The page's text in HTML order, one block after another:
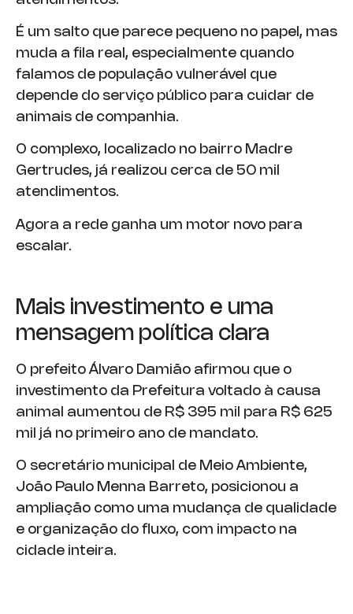
É um salto que parece pequeno no papel, mas
muda a fila real, especialmente quando
falamos de população vulnerável que
depende do serviço público para cuidar de
animais de companhia.
O complexo, localizado no bairro Madre
Gertrudes, já realizou cerca de 50 mil
atendimentos.
Agora a rede ganha um motor novo para
escalar.
Mais investimento e uma
mensagem política clara
O prefeito Álvaro Damião afirmou que o
investimento da Prefeitura voltado à causa
animal aumentou de R$ 395 mil para R$ 625
mil já no primeiro ano de mandato.
O secretário municipal de Meio Ambiente,
João Paulo Menna Barreto, posicionou a
ampliação como uma mudança de qualidade
e organização do fluxo, com impacto na
cidade inteira.